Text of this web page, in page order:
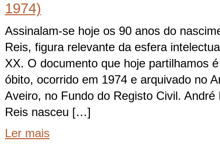
1974)
Assinalam-se hoje os 90 anos do
Reis, figura relevante da esfera
XX. O documento que hoje partilhamos
óbito, ocorrido em 1974 e arquivado no
Aveiro, no Fundo do Registo Civil.
Reis nasceu […]
Ler mais